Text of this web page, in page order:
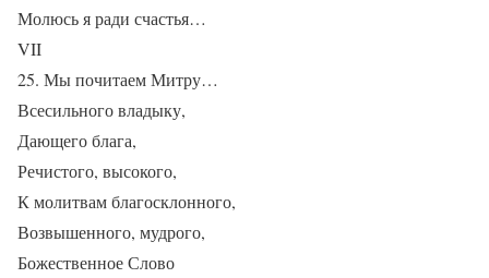
Молюсь я ради счастья…
VII
25. Мы почитаем Митру…
Всесильного владыку,
Дающего блага,
Речистого, высокого,
К молитвам благосклонного,
Возвышенного, мудрого,
Божественное Слово